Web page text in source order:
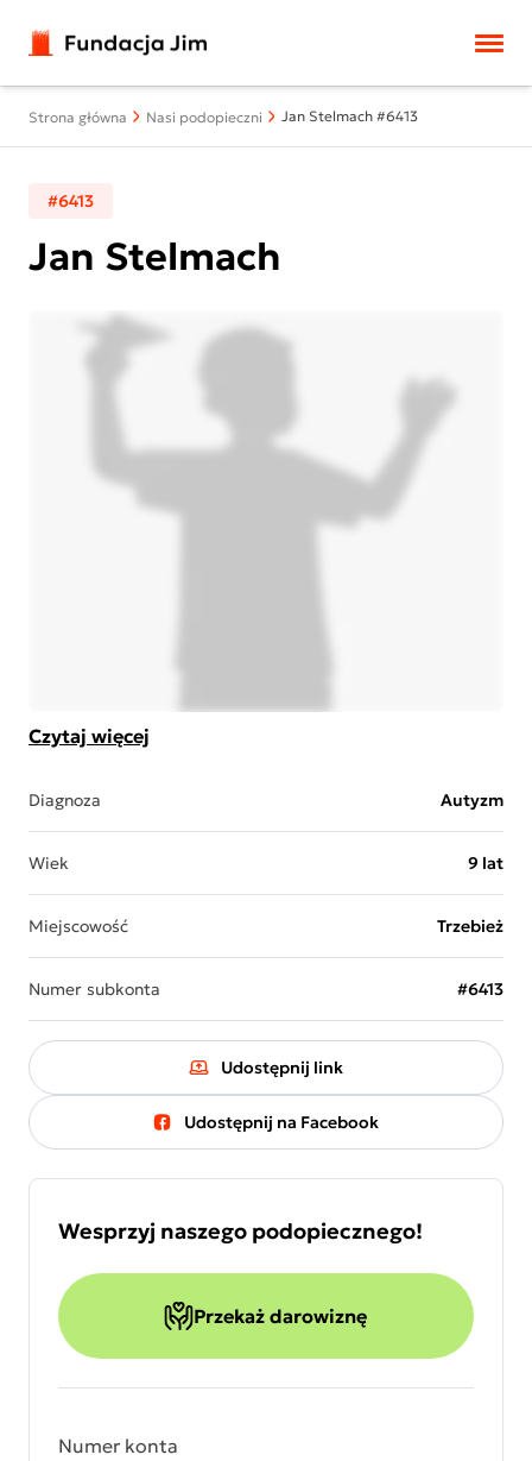
Strona główna Nasi podopieczni Jan Stelmach #6413
#6413
Jan Stelmach
Czytaj więcej
Diagnoza Autyzm
Wiek 9 lat
Miejscowość Trzebież
Numer subkonta #6413
Udostępnij link
Udostępnij na Facebook
Wesprzyj naszego podopiecznego!
Przekaż darowiznę
Numer konta